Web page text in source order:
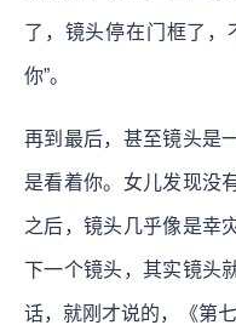
了，镜头停在门框了，
你”。
再到最后，甚至镜头是
是看着你。女儿发现没
之后，镜头几乎像是幸
下一个镜头，其实镜头
话，就刚才说的，《第